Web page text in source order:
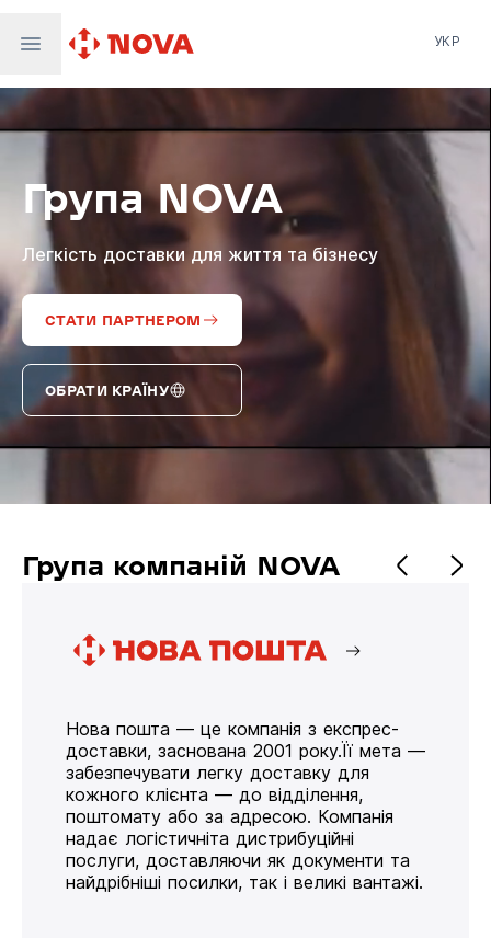
Nova Global
Nova Digital
Supernova Airlines
УКР
Група NOVA
Легкість доставки для життя та бізнесу
СТАТИ ПАРТНЕРОМ
ОБРАТИ КРАЇНУ
Група компаній NOVA
Нова пошта — це компанія з експрес-
доставки, заснована 2001 року.Її мета —
забезпечувати легку доставку для
кожного клієнта — до відділення,
поштомату або за адресою. Компанія
надає логістичніта дистрибуційні
послуги, доставляючи як документи та
найдрібніші посилки, так і великі вантажі.